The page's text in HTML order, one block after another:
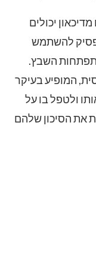
יכולים
להשתמש
השבץ.
המופיע בעיקר
ולטפל בו על
את הסיכון שלהם